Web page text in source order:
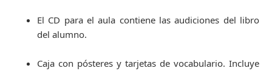
El CD para el aula contiene las audiciones del libro
del alumno.
Caja con pósteres y tarjetas de vocabulario. Incluye